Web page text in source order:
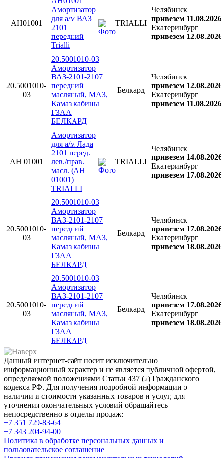
AH01001
Амортизатор
для а/м ВАЗ
2101
передний
Trialli
TRIALLI
Челябинск
привезем
Екатеринбург
привезем
20.5001010-
03
20.5001010-03
Амортизатор
ВАЗ-2101-2107
передний
масляный, МАЗ,
Камаз кабины
ГЗАА
БЕЛКАРД
Белкард
Челябинск
привезем
Екатеринбург
привезем
AH 01001
Амортизатор
для а/м Лада
2101 перед.
лев./прав.
масл. (AH
01001)
TRIALLI
TRIALLI
Челябинск
привезем
Екатеринбург
привезем
20.5001010-
03
20.5001010-03
Амортизатор
ВАЗ-2101-2107
передний
масляный, МАЗ,
Камаз кабины
ГЗАА
БЕЛКАРД
Белкард
Челябинск
привезем
Екатеринбург
привезем
20.5001010-
03
20.5001010-03
Амортизатор
ВАЗ-2101-2107
передний
масляный, МАЗ,
Камаз кабины
ГЗАА
БЕЛКАРД
Белкард
Челябинск
привезем
Екатеринбург
привезем
Данный интернет-сайт носит исключительно
информационный характер и не является публичной офертой,
определяемой положениями Статьи 437 (2) Гражданского
кодекса РФ. Для получения подробной информации о
наличии и стоимости указанных товаров и услуг, для
уточнения окончательных условий обращайтесь
непосредственно в отделы продаж:
+7 351 729-83-64
+7 343 204-94-00
Политика в обработке персональных данных и
пользовательское соглашение